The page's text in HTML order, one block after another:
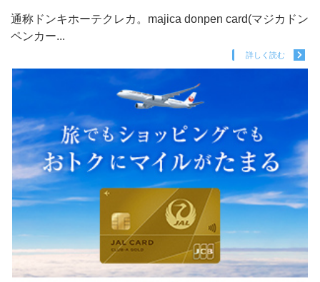
通称ドンキホーテクレカ。majica donpen card(マジカドン
ペンカー...
詳しく読む